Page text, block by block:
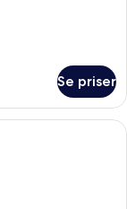
Se priser
hotelværelse med